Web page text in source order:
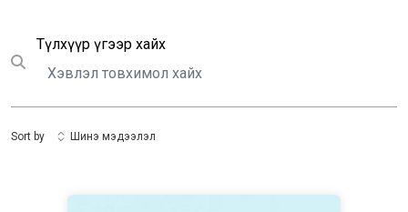
Submit search
Түлхүүр үгээр хайхХайх
Sort by Шинэ мэдээлэл